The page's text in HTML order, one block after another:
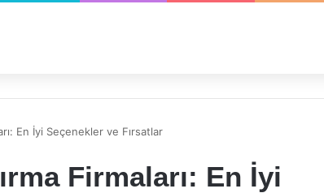
En İyi Seçenekler ve Fırsatlar
Firmaları: En İyi